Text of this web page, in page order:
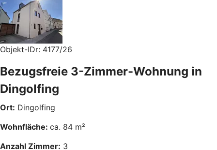
Objekt-IDr: 4177/26
Bezugsfreie 3-Zimmer-Wohnung in
Dingolfing
Ort: Dingolfing
Wohnfläche: ca. 84 m²
Anzahl Zimmer: 3